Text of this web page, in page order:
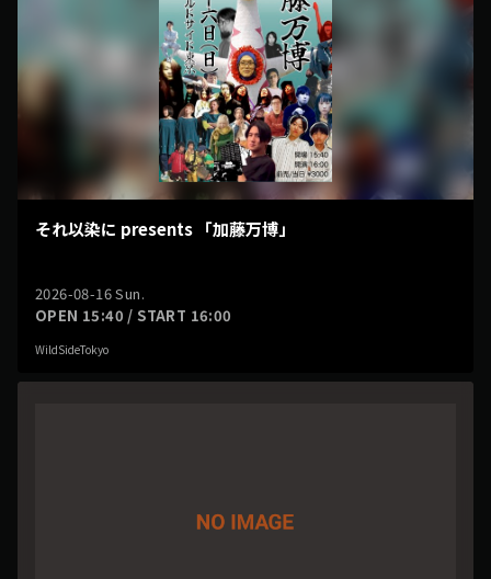
それ以染に presents 「加藤万博」
2026-08-16 Sun.
OPEN 15:40 / START 16:00
WildSideTokyo